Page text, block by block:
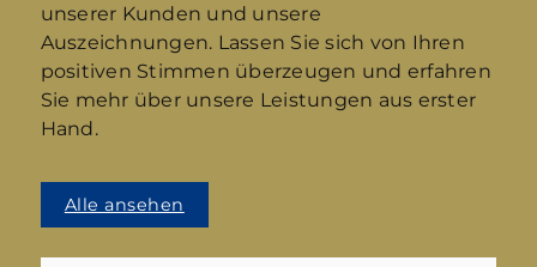
unserer Kunden und unsere
Auszeichnungen. Lassen Sie sich von Ihren
positiven Stimmen überzeugen und erfahren
Sie mehr über unsere Leistungen aus erster
Hand.
Alle ansehen